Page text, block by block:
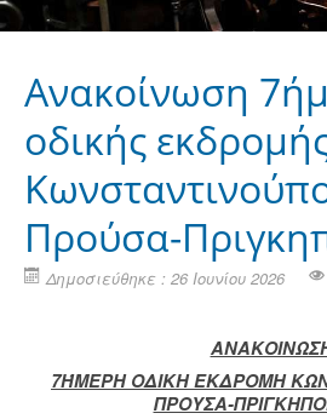
Ανακοίνωση
οδικής
Προύσα-
Δημοσιεύθηκε : 26 Ιουνίου 2026
7ΉΜΕΡΗ ΟΔΙΚΗ ΕΚΔΡΟΜΗ
ΠΡΟΥΣΑ-